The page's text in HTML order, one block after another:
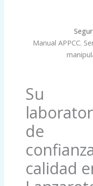
Manual APPCC.
Su
de
calidad